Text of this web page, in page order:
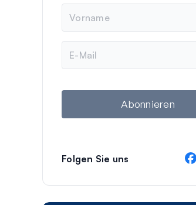
m
e
M
i
Abonnieren
Folgen Sie uns